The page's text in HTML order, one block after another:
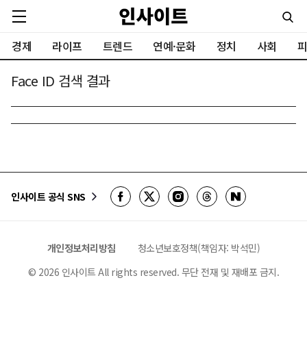
경제 라이프 트렌드 연예·문화 정치 사회
Face ID 검색 결과
인사이트 공식 SNS
개인정보처리방침
청소년보호정책(책임자: 박석민)
© 2026 인사이트 All rights reserved. 무단 전재 및 재배포 금지.